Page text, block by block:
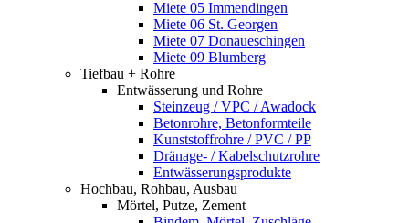
Miete 05 Immendingen
Miete 06 St. Georgen
Miete 07 Donaueschingen
Miete 09 Blumberg
Tiefbau + Rohre
Entwässerung und Rohre
Steinzeug / VPC / Awadock
Betonrohre, Betonformteile
Kunststoffrohre / PVC / PP
Dränage- / Kabelschutzrohre
Entwässerungsprodukte
Hochbau, Rohbau, Ausbau
Mörtel, Putze, Zement